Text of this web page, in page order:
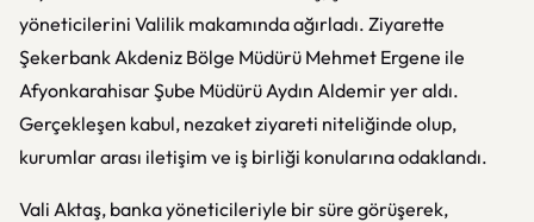
yöneticilerini Valilik makamında ağırladı. Ziyarette
Şekerbank Akdeniz Bölge Müdürü Mehmet Ergene ile
Afyonkarahisar Şube Müdürü Aydın Aldemir yer aldı.
Gerçekleşen kabul, nezaket ziyareti niteliğinde olup,
kurumlar arası iletişim ve iş birliği konularına odaklandı.
Vali Aktaş, banka yöneticileriyle bir süre görüşerek,